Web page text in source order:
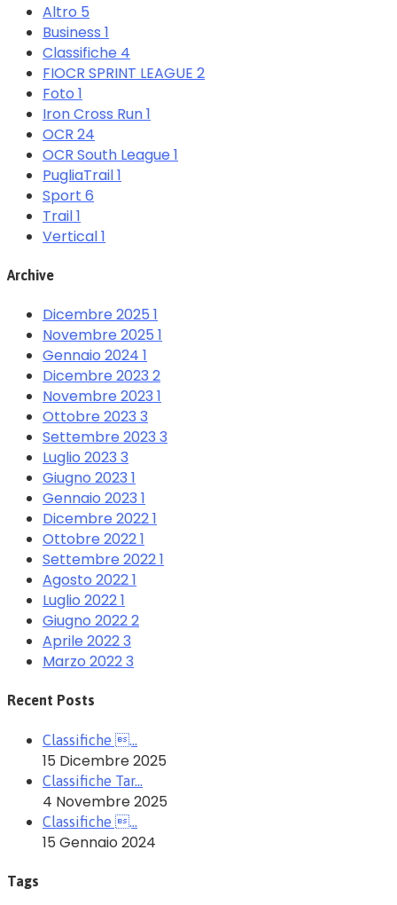
Altro 5
Business 1
Classifiche 4
FIOCR SPRINT LEAGUE 2
Foto 1
Iron Cross Run1
OCR 24
OCR South League1
PugliaTrail1
Sport 6
Trail1
Vertical1
Archive
Dicembre 2025 1
Novembre 2025 1
Gennaio 2024 1
Dicembre 2023 2
Novembre 2023 1
Ottobre 2023 3
Settembre 2023 3
Luglio 2023 3
Giugno 2023 1
Gennaio 2023 1
Dicembre 20221
Ottobre 20221
Settembre 20221
Agosto 20221
Luglio 20221
Giugno 20222
Aprile 20223
Marzo 20223
Recent Posts
Classifiche …
15 Dicembre 2025
Classifiche Tar…
4 Novembre 2025
Classifiche …
15 Gennaio 2024
Tags